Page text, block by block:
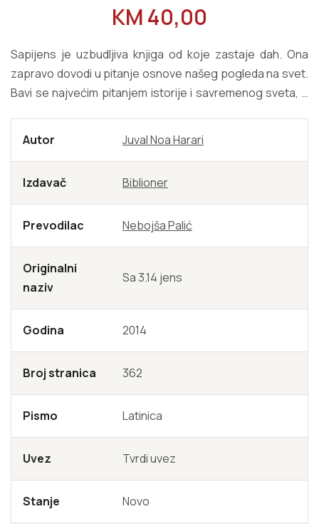
REDOVNA CIJENA
KM 40,00
Sapijens je uzbudljiva knjiga od koje zastaje dah. Ona
zapravo dovodi u pitanje osnove našeg pogleda na svet.
Bavi se najvećim pitanjem istorije i savremenog sveta, a
Autor
Juval Noa Harari
Izdavač Biblioner
Prevodilac Nebojša Palić
Originalni
naziv
Sa 3.14 jens
Godina 2014
Broj stranica 362
Pismo Latinica
Uvez Tvrdi uvez
Stanje Novo